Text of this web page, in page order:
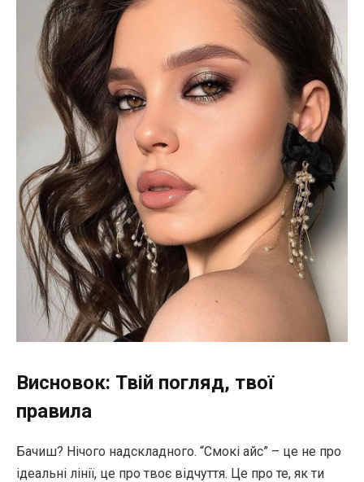
Висновок: Твій погляд, твої
правила
Бачиш? Нічого надскладного. “Смокі айс” – це не про
ідеальні лінії, це про твоє відчуття. Це про те, як ти